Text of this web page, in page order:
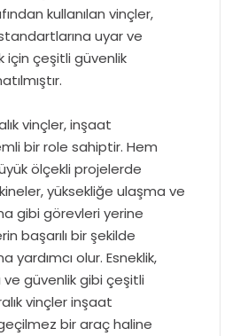
kullanılan vinçler,
uyar ve
için çeşitli güvenlik
vinçler, inşaat
bir role sahiptir. Hem
ölçekli projelerde
yüksekliğe ulaşma ve
gibi görevleri yerine
başarılı bir şekilde
yardımcı olur. Esneklik,
güvenlik gibi çeşitli
vinçler inşaat
bir araç haline